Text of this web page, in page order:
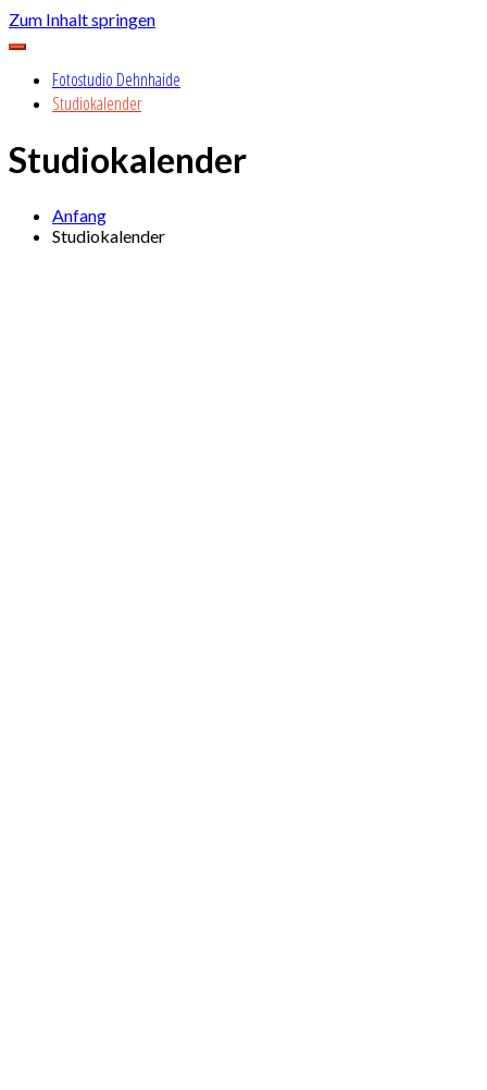
Zum Inhalt springen
Fotostudio Dehnhaide
Das Foto- und Mietstudio zentral in Hamburg Barmbek
Fotostudio Dehnhaide
Studiokalender
Studiokalender
Anfang
Studiokalender